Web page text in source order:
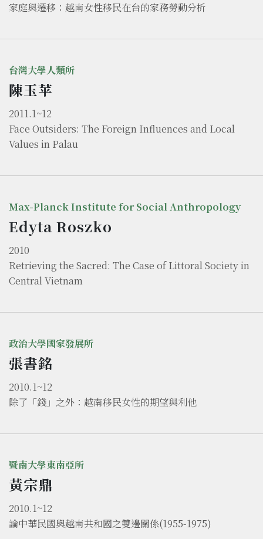
家庭與遷移：越南女性移民在台的家務勞動分析
台灣大學人類所
陳玉苹
2011.1~12
Face Outsiders: The Foreign Influences and Local
Values in Palau
Max-Planck Institute for Social Anthropology
Edyta Roszko
2010
Retrieving the Sacred: The Case of Littoral Society in
Central Vietnam
政治大學國家發展所
張書銘
2010.1~12
除了「錢」之外：越南移民女性的期望與利他
暨南大學東南亞所
黃宗鼎
2010.1~12
論中華民國與越南共和國之雙邊關係(1955-1975)